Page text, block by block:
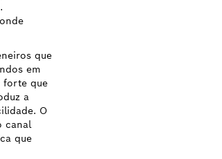
que
em
forte que
a
O
canal
que